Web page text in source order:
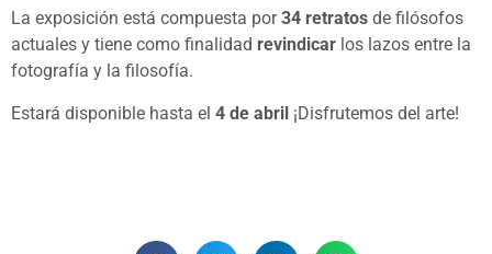
La exposición está compuesta por34 retratos de filósofos
actuales y tiene como finalidad revindicar los lazos entre la
fotografía y la filosofía.
Estará disponible hasta el 4 de abril ¡Disfrutemos del arte!